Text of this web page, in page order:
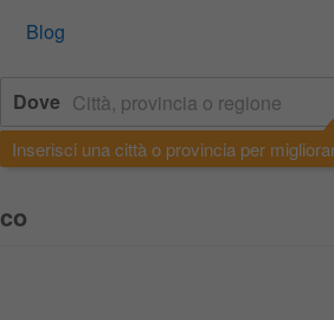
Blog
Dove
Inserisci una città o provincia per